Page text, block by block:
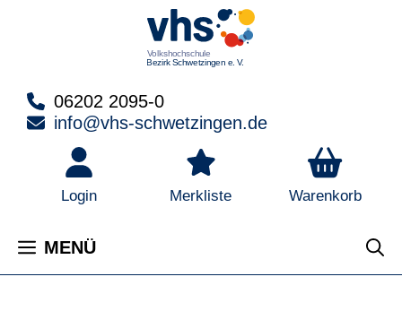
06202 2095-0
info@vhs-schwetzingen.de
Login Merkliste Warenkorb
MENÜ